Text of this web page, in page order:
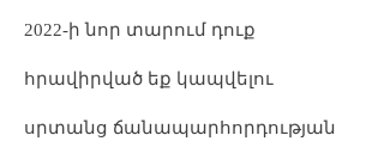
2022-ի նոր տարում դուք
հրավիրված եք կապվելու
սրտանց ճանապարհորդության